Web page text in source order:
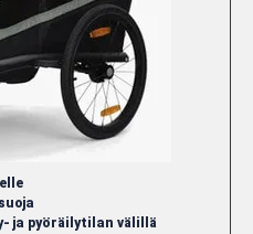
ja pyöräilytilan välillä